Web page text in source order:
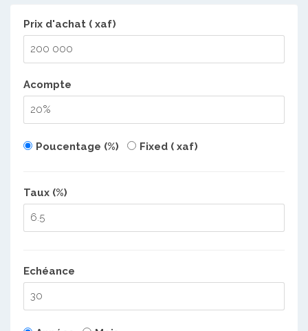
Prix d'achat ( xaf)
Acompte
Poucentage (%) Fixed ( xaf)
Taux (%)
Echéance